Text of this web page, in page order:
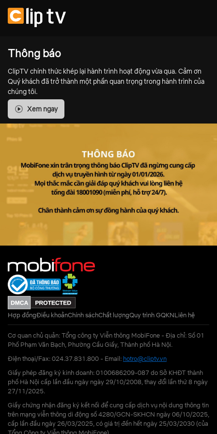
Thông báo
ClipTV chính thức khép lại hành trình hoạt động vừa qua. Cảm ơn
Quý khách đã trở thành một phần quan trọng trong hành trình của
chúng tôi.
Xem ngay
Hợp đồngĐiều khoảnChính sáchChất lượngQuy trình GQKNLiên hệ
Cơ quan chủ quản: Tổng công ty Viễn thông MobiFone - Địa chỉ: Số 01
Phố Phạm Văn Bạch, Phường Cầu Giấy, Thành phố Hà Nội.
Điện thoại/Fax: 024.37.831.800 - Email: hotro@cliptv.vn
Giấy phép đăng ký kinh doanh: 0100686209-087 do Sở KHĐT thành
phố Hà Nội cấp lần đầu ngày ngày 29/10/2008, thay đổi lần thứ 8 ngày
27/11/2025.
Giấy chứng nhận đăng ký kết nối để cung cấp dịch vụ nội dung thông tin
trên mạng viễn thông di động số 4280/GCN-SKHCN ngày 06/10/2025,
cấp lần đầu ngày 26/03/2025, có giá trị đến hết ngày 25/03/2030 (của